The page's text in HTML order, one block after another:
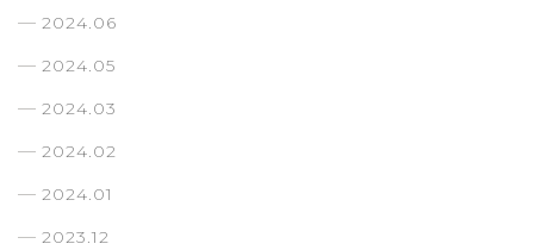
2024.06
2024.05
2024.03
2024.02
2024.01
2023.12